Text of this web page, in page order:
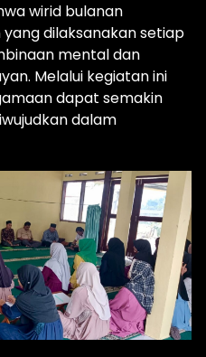
wirid bulanan
dilaksanakan setiap
mental dan
Melalui kegiatan ini
dapat semakin
dalam